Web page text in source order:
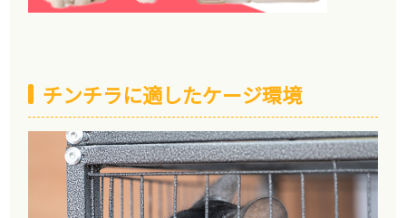
チンチラに適したケージ環境